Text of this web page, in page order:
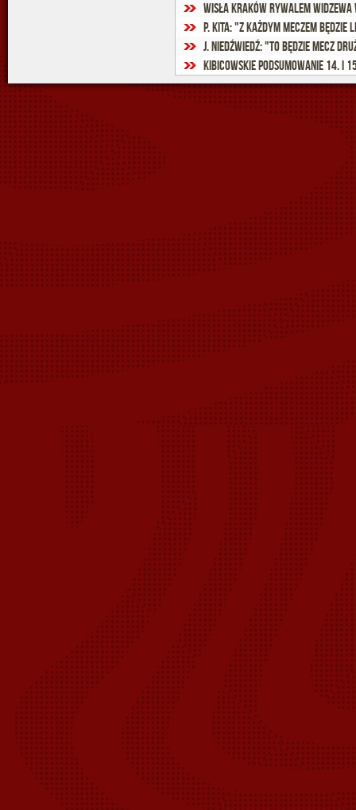
Wisła Kraków rywalem Widzewa
P. Kita: "Z każdym meczem będzie
J. Niedźwiedź: "To będzie mecz
Kibicowskie podsumowanie 14. i